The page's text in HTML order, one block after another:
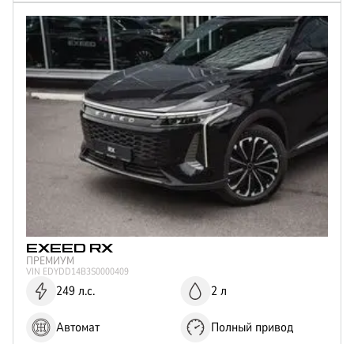
Отправить
Нажимая кнопку “Отправить”, я соглашаюсь на
обработкуперсональных данных
EXEED RX
ПРЕМИУМ
VIN EDYDD14B3S0000409
249 л.с. 2 л
Автомат Полный привод